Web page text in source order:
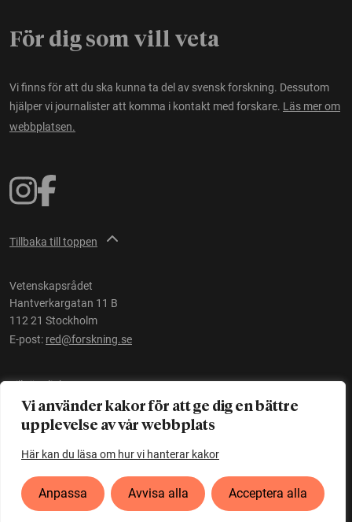
Vi använder kakor för att ge dig en bättre
upplevelse av vår webbplats
Här kan du läsa om hur vi hanterar kakor
Anpassa Avvisa alla Acceptera alla
För dig som vill veta
Vi finns för att du ska kunna ta del av svensk forskning. Dessutom
hjälper vi journalister att komma i kontakt med forskare. Läs mer om
webbplatsen.
Tillbaka till toppen
Vetenskapsrådet
Hantverkargatan 11 B
112 21 Stockholm
E-post: red@forskning.se
Tillgänglighet
Ett initiativ avVetenskapsrådet